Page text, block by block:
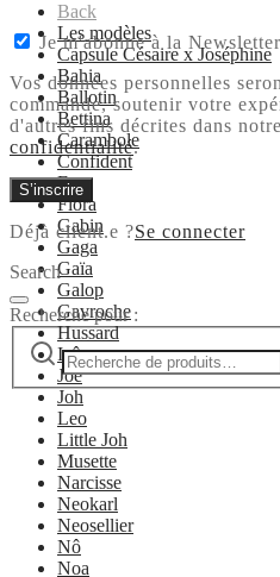
Back
Les modèles
Capsule Césaire x Joséphine
Bahia
Ballotin
Bettina
Carambole
Confident
Ema
Flora
Gabin
Gaga
Gaïa
Galop
Gavroche
Hussard
Icône
Joe
Joh
Leo
Little Joh
Musette
Narcisse
Neokarl
Neosellier
Nô
Noa
Je m'abonne à la Newsletter
Vos données personnelles
commande, soutenir votre
d'autres fins décrites dans notre
confidentialité.
S’inscrire
Déjà client.e ?Se connecter
Search
Recherche pour :